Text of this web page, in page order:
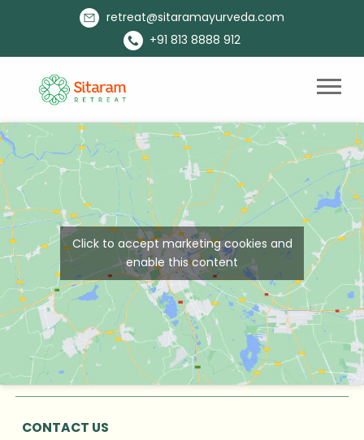
retreat@sitaramayurveda.com
+91 813 8888 912
Click to accept marketing cookies and
enable this content
CONTACT US